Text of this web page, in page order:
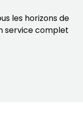
les horizons de
service complet